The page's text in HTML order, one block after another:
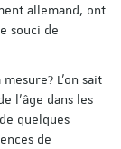
allemand, ont
souci de
L'on sait
l'âge dans les
quelques
de